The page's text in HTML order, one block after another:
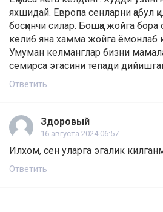
яхшидай. Европа сенларни қабул
босқинчи силар. Бошқа жойга
келиб яна хамма жойга ёмонлаб
Умуман келманглар бизни
семирса эгасини тепади
Ответить
Здоровый
16 августа 2024 06:57
Илхом, сен уларга эгалик
Ответить